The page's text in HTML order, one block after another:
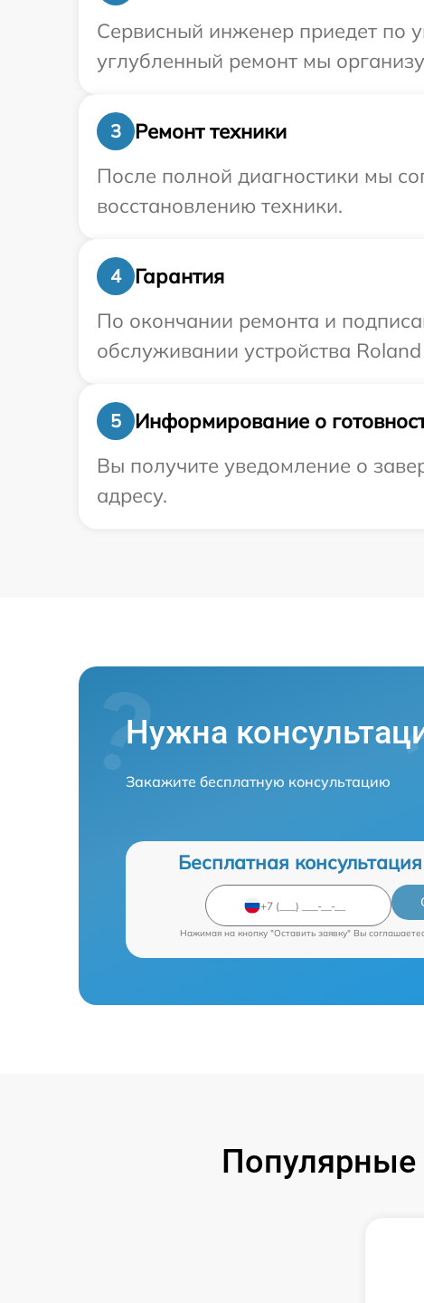
Сервисный инженер приедет по
углубленный ремонт мы
3
Ремонт техники
После полной диагностики мы
восстановлению техники.
4
Гарантия
По окончании ремонта и
обслуживании устройства
5
Информирование о
Вы получите уведомление о
адресу.
Нужна
Закажите бесплатную консультацию
Бесплатная
Нажимая на кнопку "Оставить заявку" Вы
Популярные